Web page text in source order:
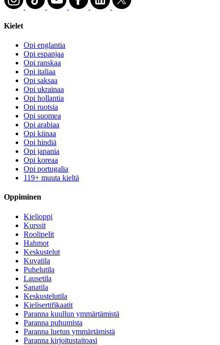
Kielet
Opi englantia
Opi espanjaa
Opi ranskaa
Opi italiaa
Opi saksaa
Opi ukrainaa
Opi hollantia
Opi ruotsia
Opi suomea
Opi arabiaa
Opi kiinaa
Opi hindiä
Opi japania
Opi koreaa
Opi portugalia
119+ muuta kieltä
Oppiminen
Kielioppi
Kurssit
Roolipelit
Hahmot
Keskustelut
Kuvatila
Puhelutila
Lausetila
Sanatila
Keskustelutila
Kielisertifikaatit
Paranna kuullun ymmärtämistä
Paranna puhumista
Paranna luetun ymmärtämistä
Paranna kirjoitustaitoasi